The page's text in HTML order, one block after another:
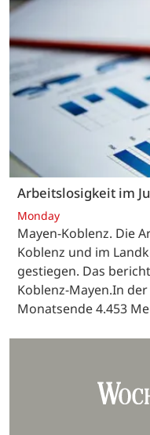
Arbeitslosigkeit im
Monday
Mayen-Koblenz. Die
Koblenz und im
gestiegen. Das
Koblenz-Mayen.In
Monatsende 4.453